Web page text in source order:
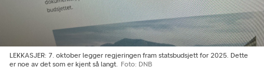
LEKKASJER: 7. oktober legger regjeringen fram statsbudsjett for 2025. Dette
er noe av det som er kjent så langt.
Foto: DNB